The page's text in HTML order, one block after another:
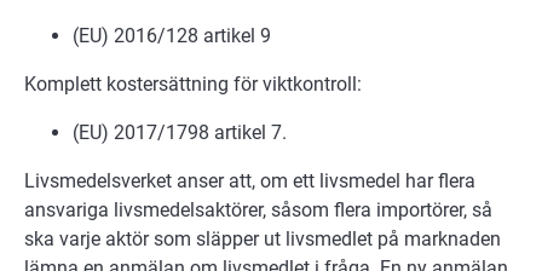
(EU) 2016/128 artikel 9
Komplett kostersättning för viktkontroll:
(EU) 2017/1798 artikel 7.
Livsmedelsverket anser att, om ett livsmedel har flera
ansvariga livsmedelsaktörer, såsom flera importörer, så
ska varje aktör som släpper ut livsmedlet på marknaden